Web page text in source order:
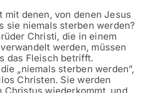
mit denen, von denen Jesus
sie niemals sterben werden?
Christi, die in einem
werden, müssen
das Fleisch betrifft.
„niemals sterben werden”,
Christen. Sie werden
Christus wiederkommt, und